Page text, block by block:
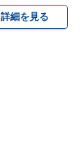
詳細を見る